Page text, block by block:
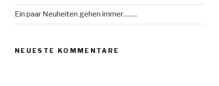
Ein paar Neuheiten gehen immer……..
NEUESTE KOMMENTARE